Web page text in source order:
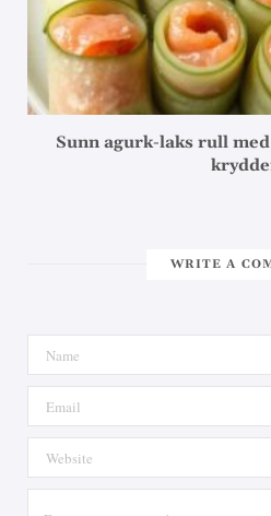
Sunn agurk-laks rull
WRITE A